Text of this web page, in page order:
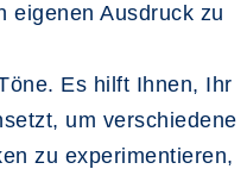
eigenen Ausdruck zu
Es hilft Ihnen, Ihr
um verschiedene
zu experimentieren,